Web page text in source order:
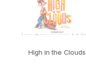
High in the Clouds